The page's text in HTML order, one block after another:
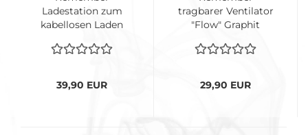
Ladestation zum
kabellosen Laden
39,90 EUR
tragbarer Ventilator
"Flow" Graphit
29,90 EUR